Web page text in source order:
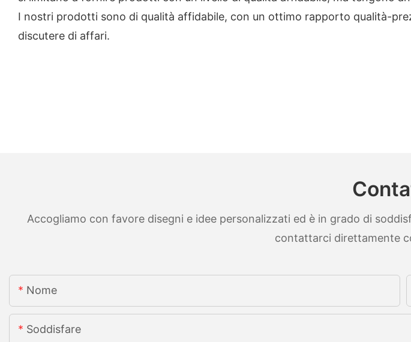
I nostri prodotti sono di qualità affidabile, con un ottimo rapporto qualità-
discutere di affari.
Accogliamo con favore disegni e idee personalizzati ed è in grado di
contattarci direttamente
Nome
Soddisfare